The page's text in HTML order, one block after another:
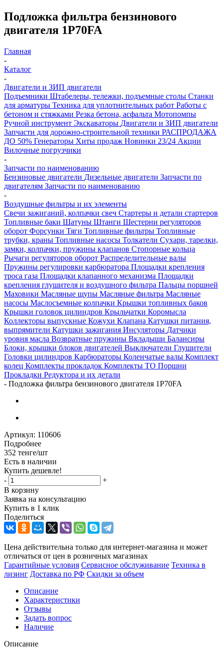
Подложка фильтра бензинового
двигателя 1P70FA
Главная
-
Каталог
-
Двигатели и ЗИП двигатели
Подъемники Штабелеры, тележки, подъемные столы Станки
для арматуры Техника для уплотнительных работ Работы с
бетоном и стяжками Резка бетона, асфальта Мотопомпы
Ручной инструмент Экскаваторы Двигатели и ЗИП двигатели
Запчасти для дорожно-строительной техники РАСПРОДАЖА
ДО 50% Генераторы Хиты продаж Новинки 23/24 Акции
Вилочные погрузчики
-
Запчасти по наименованию
Бензиновые двигатели Дизельные двигатели Запчасти по
двигателям Запчасти по наименованию
-
Воздушные фильтры и их элементы
Свечи зажиганий, колпачки свеч Стартеры и детали стартеров
Топливные баки Шатуны Штанги Шестерни регуляторов
оборот Форсунки Тяги Топливные фильтры Топливные
трубки, краны Топливные насосы Толкатели Сухари, тарелки,
замки, колпачки, пружины клапанов Стопорные кольца
Рычаги регуляторов оборот Распределительные валы
Пружины регулировки карбюратора Площадки крепления
троса газа Площадки клапанного механизма Площадки
крепления глушителя и воздушного фильтра Пальцы поршней
Маховики Масляные щупы Масляные фильтра Масляные
насосы Маслосъемные колпачки Крышки топливных баков
Крышки головок цилиндров Крыльчатки Коромысла
Коллекторы выпускные Кожухи Клапана Катушки питания,
выпрямители Катушки зажигания Инсуляторы Датчики
уровня масла Возвратные пружины Вкладыши Балансиры
Блоки, крышки блоков двигателей Выключатели Глушители
Головки цилиндров Карбюраторы Коленчатые валы Комплект
колец Комплекты прокладок Комплекты ТО Поршни
Прокладки Редуктора и их детали
- Подложка фильтра бензинового двигателя 1P70FA
Артикул: 110606
Подробнее
352 тенге/шт
Есть в наличии
Купить дешевле!
-
+
В корзину
Заявка на консультацию
Купить в 1 клик
Поделиться
Цена действительна только для интернет-магазина и может
отличаться от цен в розничных магазинах
Гарантийные условия Сервисное обслуживание Техника в
лизинг Доставка по РФ Скидки за объем
Описание
Характеристики
Отзывы
Задать вопрос
Наличие
Описание